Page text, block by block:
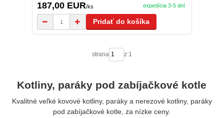
187,00 EUR/ks expedícia 3-5 dní
Pridať do košíka
strana z 1
Kotliny, paráky pod zabíjačkové kotle
Kvalitné veľké kovové kotliny, paráky a nerezové kotliny, paráky
pod zabíjačkové kotle, za nízke ceny.